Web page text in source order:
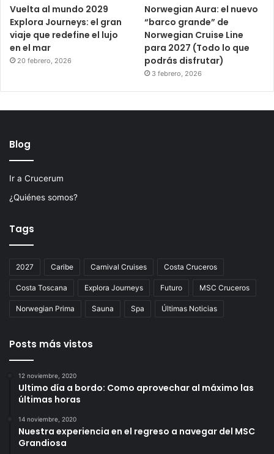
Vuelta al mundo 2029
Explora Journeys: el gran
viaje que redefine el lujo
en el mar
20 febrero, 2026
Norwegian Aura: el nuevo
“barco grande” de
Norwegian Cruise Line
para 2027 (Todo lo que
podrás disfrutar)
3 febrero, 2026
Blog
Ir a Crucerum
¿Quiénes somos?
Tags
2027 Caribe Carnival Cruises Costa Cruceros
Costa Toscana Explora Journeys Futuro MSC Cruceros
Norwegian Prima Sauna Spa Últimas Noticias
Posts más vistos
12 noviembre, 2020
Ultimo día a bordo: Como aprovechar al máximo las
últimas horas
14 noviembre, 2020
Nuestra experiencia en el regreso a navegar del MSC
Grandiosa